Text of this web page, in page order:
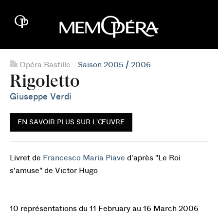
Opéra Bastille - Saison 2005 / 2006
Rigoletto
Giuseppe Verdi
EN SAVOIR PLUS SUR L'ŒUVRE
Livret de Francesco Maria Piave d'après "Le Roi
s'amuse" de Victor Hugo
10 représentations du 11 February au 16 March 2006